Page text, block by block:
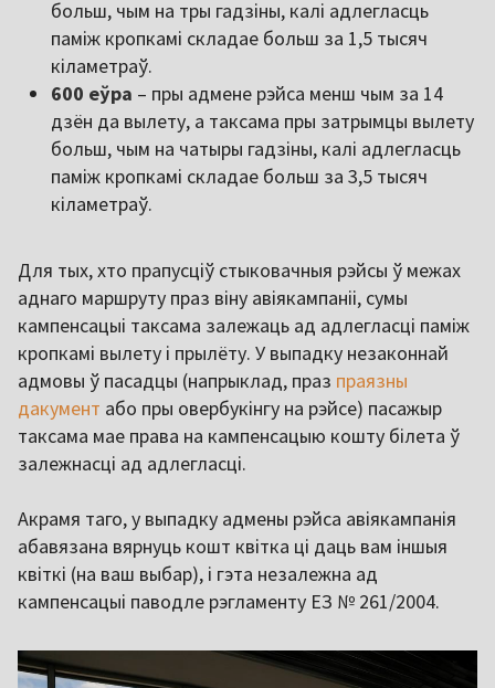
больш, чым на тры гадзіны, калі адлегласць
паміж кропкамі складае больш за 1,5 тысяч
кіламетраў.
600 еўра – пры адмене рэйса менш чым за 14
дзён да вылету, а таксама пры затрымцы вылету
больш, чым на чатыры гадзіны, калі адлегласць
паміж кропкамі складае больш за 3,5 тысяч
кіламетраў.
Для тых, хто прапусціў стыковачныя рэйсы ў межах
аднаго маршруту праз віну авіякампаніі, сумы
кампенсацыі таксама залежаць ад адлегласці паміж
кропкамі вылету і прылёту. У выпадку незаконнай
адмовы ў пасадцы (напрыклад, праз праязны
дакумент або пры овербукінгу на рэйсе) пасажыр
таксама мае права на кампенсацыю кошту білета ў
залежнасці ад адлегласці.
Акрамя таго, у выпадку адмены рэйса авіякампанія
абавязана вярнуць кошт квітка ці даць вам іншыя
квіткі (на ваш выбар), і гэта незалежна ад
кампенсацыі паводле рэгламенту EЗ № 261/2004.